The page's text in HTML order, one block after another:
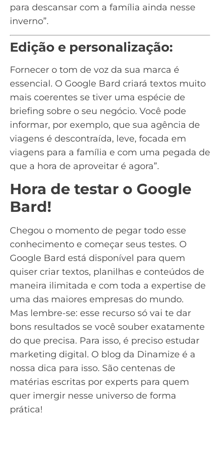
para descansar com a família ainda nesse
inverno”.
Edição e personalização:
Fornecer o tom de voz da sua marca é
essencial. O Google Bard criará textos muito
mais coerentes se tiver uma espécie de
briefing sobre o seu negócio. Você pode
informar, por exemplo, que sua agência de
viagens é descontraída, leve, focada em
viagens para a família e com uma pegada de
que a hora de aproveitar é agora”.
Hora de testar o Google
Bard!
Chegou o momento de pegar todo esse
conhecimento e começar seus testes. O
Google Bard está disponível para quem
quiser criar textos, planilhas e conteúdos de
maneira ilimitada e com toda a expertise de
uma das maiores empresas do mundo.
Mas lembre-se: esse recurso só vai te dar
bons resultados se você souber exatamente
do que precisa. Para isso, é preciso estudar
marketing digital. O blog da Dinamize é a
nossa dica para isso. São centenas de
matérias escritas por experts para quem
quer imergir nesse universo de forma
prática!